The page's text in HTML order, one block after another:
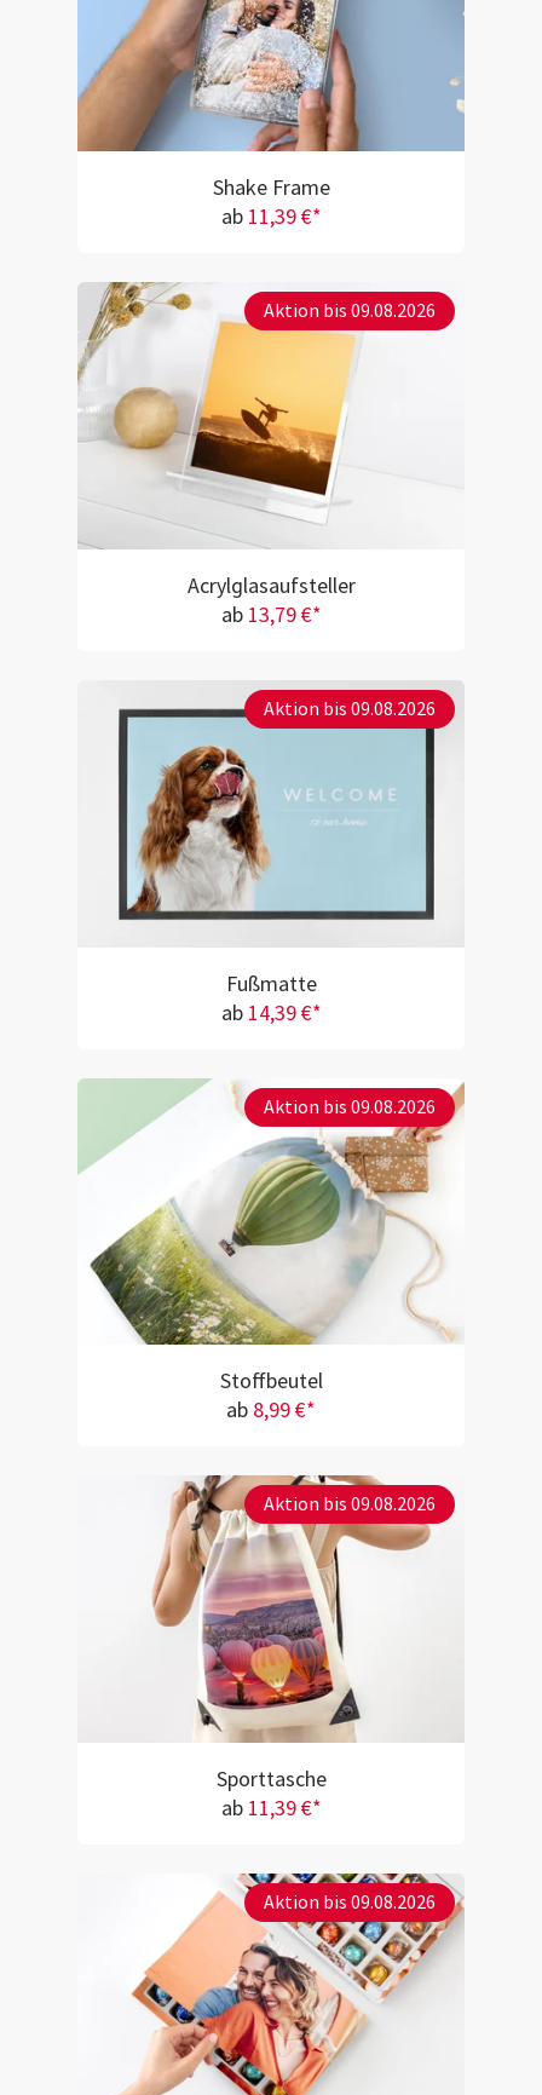
Shake Frame
ab 11,39 €*
Aktion bis 09.08.2026
Acrylglasaufsteller
ab 13,79 €*
Aktion bis 09.08.2026
Fußmatte
ab 14,39 €*
Aktion bis 09.08.2026
Stoffbeutel
ab 8,99 €*
Aktion bis 09.08.2026
Sporttasche
ab 11,39 €*
Aktion bis 09.08.2026